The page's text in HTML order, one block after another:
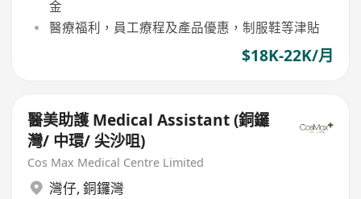
金
醫療福利，員工療程及產品優惠，制服鞋等津貼
$18K-22K/月
醫美助護 Medical Assistant (銅鑼
灣/ 中環/ 尖沙咀)
Cos Max Medical Centre Limited
灣仔, 銅鑼灣